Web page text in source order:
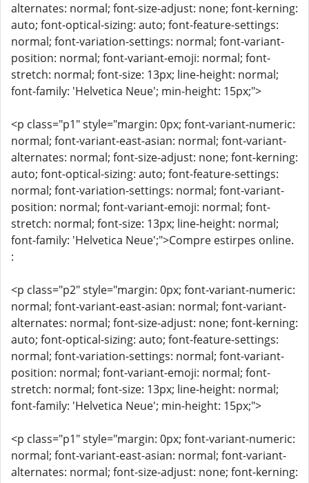
alternates: normal; font-size-adjust: none; font-kerning:
auto; font-optical-sizing: auto; font-feature-settings:
normal; font-variation-settings: normal; font-variant-
position: normal; font-variant-emoji: normal; font-
stretch: normal; font-size: 13px; line-height: normal;
font-family: 'Helvetica Neue'; min-height: 15px;">
<p class="p1" style="margin: 0px; font-variant-numeric:
normal; font-variant-east-asian: normal; font-variant-
alternates: normal; font-size-adjust: none; font-kerning:
auto; font-optical-sizing: auto; font-feature-settings:
normal; font-variation-settings: normal; font-variant-
position: normal; font-variant-emoji: normal; font-
stretch: normal; font-size: 13px; line-height: normal;
font-family: 'Helvetica Neue';">Compre estirpes online.
:
<p class="p2" style="margin: 0px; font-variant-numeric:
normal; font-variant-east-asian: normal; font-variant-
alternates: normal; font-size-adjust: none; font-kerning:
auto; font-optical-sizing: auto; font-feature-settings:
normal; font-variation-settings: normal; font-variant-
position: normal; font-variant-emoji: normal; font-
stretch: normal; font-size: 13px; line-height: normal;
font-family: 'Helvetica Neue'; min-height: 15px;">
<p class="p1" style="margin: 0px; font-variant-numeric:
normal; font-variant-east-asian: normal; font-variant-
alternates: normal; font-size-adjust: none; font-kerning: